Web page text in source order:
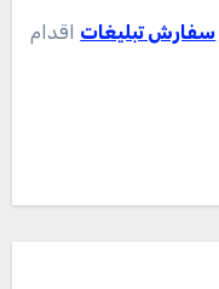
سفارش تبلیغات اقدام